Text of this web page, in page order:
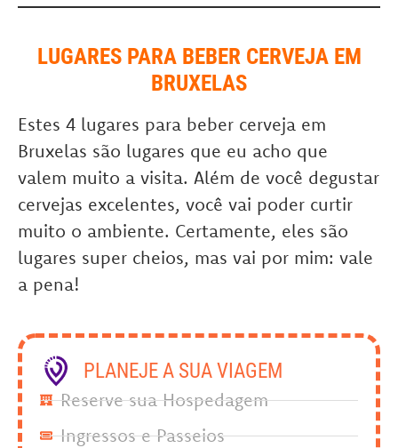
LUGARES PARA BEBER CERVEJA EM
BRUXELAS
Estes 4 lugares para beber cerveja em
Bruxelas são lugares que eu acho que
valem muito a visita. Além de você degustar
cervejas excelentes, você vai poder curtir
muito o ambiente. Certamente, eles são
lugares super cheios, mas vai por mim: vale
a pena!
PLANEJE A SUA VIAGEM
Reserve sua Hospedagem
Ingressos e Passeios